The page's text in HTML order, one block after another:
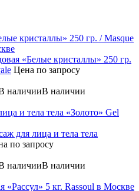
«Белые кристаллы» 250 гр.
Цена по запросу
В наличии
для лица и тела тела
по запросу
В наличии